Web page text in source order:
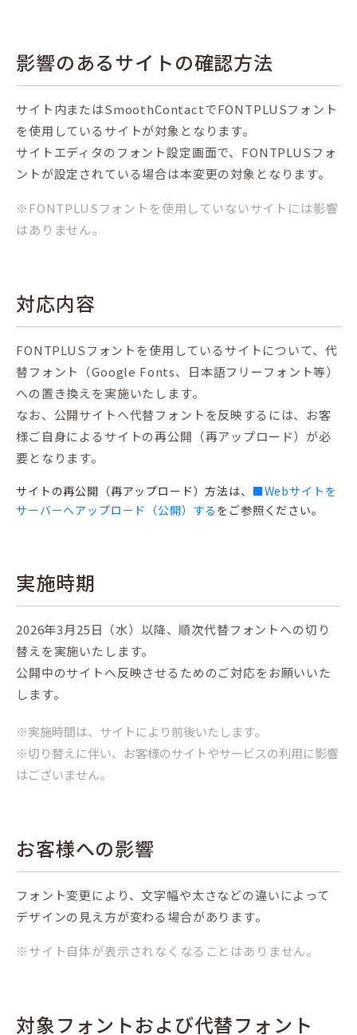
影響のあるサイトの確認方法
サイト内またはSmoothContactでFONTPLUSフォント
を使用しているサイトが対象となります。
サイトエディタのフォント設定画面で、FONTPLUSフォ
ントが設定されている場合は本変更の対象となります。
※FONTPLUSフォントを使用していないサイトには影響
はありません。
対応内容
FONTPLUSフォントを使用しているサイトについて、代
替フォント（Google Fonts、日本語フリーフォント等）
への置き換えを実施いたします。
なお、公開サイトへ代替フォントを反映するには、お客
様ご自身によるサイトの再公開（再アップロード）が必
要となります。
サイトの再公開（再アップロード）方法は、 ■Webサイトを
サーバーへアップロード（公開）する をご参照ください。
実施時期
2026年3月25日（水）以降、順次代替フォントへの切り
替えを実施いたします。
公開中のサイトへ反映させるためのご対応をお願いいた
します。
※実施時間は、サイトにより前後いたします。
※切り替えに伴い、お客様のサイトやサービスの利用に影響
はございません。
お客様への影響
フォント変更により、文字幅や太さなどの違いによって
デザインの見え方が変わる場合があります。
※サイト自体が表示されなくなることはありません。
対象フォントおよび代替フォント